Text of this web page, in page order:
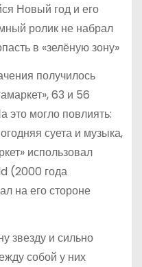
Новый год и его
ролик не набрал
в «зелёную зону»
получилось
63 и 56
это могло повлиять:
суета и музыка,
использовал
(2000 года
на его стороне
звезду и сильно
собой у них